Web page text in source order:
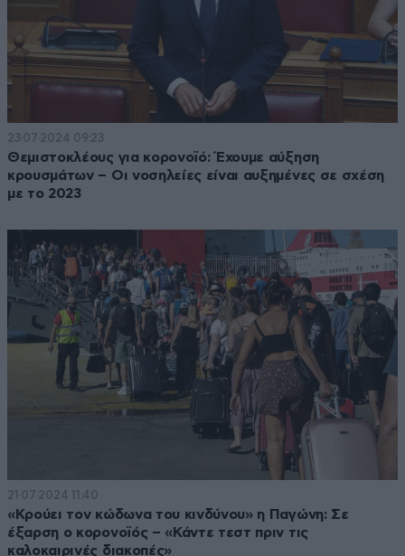
23·07·2024 09:23
Θεμιστοκλέους για κορονοϊό: Έχουμε αύξηση
κρουσμάτων – Οι νοσηλείες είναι αυξημένες σε σχέση
με το 2023
21·07·2024 11:40
«Κρούει τον κώδωνα του κινδύνου» η Παγώνη: Σε
έξαρση ο κορονοϊός – «Κάντε τεστ πριν τις
καλοκαιρινές διακοπές»